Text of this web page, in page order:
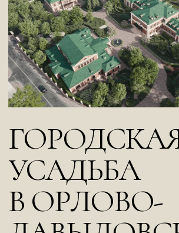
ГОРОДСКАЯ
УСАДЬБА
В ОРЛОВО-
ДАВЫДОВСКОМ
современной элитной недвижимости Москвы
Исторический ансамбль конца XIX века
принадлежал дворянскому роду
Орловых-Давыдовых и расположен